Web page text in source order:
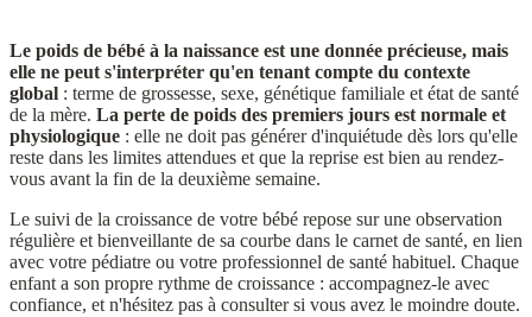
Le poids de bébé à la naissance est une donnée précieuse, mais
elle ne peut s'interpréter qu'en tenant compte du contexte
global : terme de grossesse, sexe, génétique familiale et état de santé
de la mère. La perte de poids des premiers jours est normale et
physiologique : elle ne doit pas générer d'inquiétude dès lors qu'elle
reste dans les limites attendues et que la reprise est bien au rendez-
vous avant la fin de la deuxième semaine.
Le suivi de la croissance de votre bébé repose sur une observation
régulière et bienveillante de sa courbe dans le carnet de santé, en lien
avec votre pédiatre ou votre professionnel de santé habituel. Chaque
enfant a son propre rythme de croissance : accompagnez-le avec
confiance, et n'hésitez pas à consulter si vous avez le moindre doute.